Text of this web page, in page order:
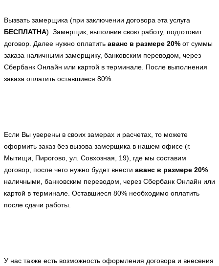
Вызвать замерщика (при заключении договора эта услуга
БЕСПЛАТНА). Замерщик, выполнив свою работу, подготовит
договор. Далее нужно оплатить аванс в размере 20% от суммы
заказа наличными замерщику, банковским переводом, через
Сбербанк Онлайн или картой в терминале. После выполнения
заказа оплатить оставшиеся 80%.
Если Вы уверены в своих замерах и расчетах, то можете
оформить заказ без вызова замерщика в нашем офисе (г.
Мытищи, Пирогово, ул. Совхозная, 19), где мы составим
договор, после чего нужно будет внести аванс в размере 20%
наличными, банковским переводом, через Сбербанк Онлайн или
картой в терминале. Оставшиеся 80% необходимо оплатить
после сдачи работы.
У нас также есть возможность оформления договора и внесения